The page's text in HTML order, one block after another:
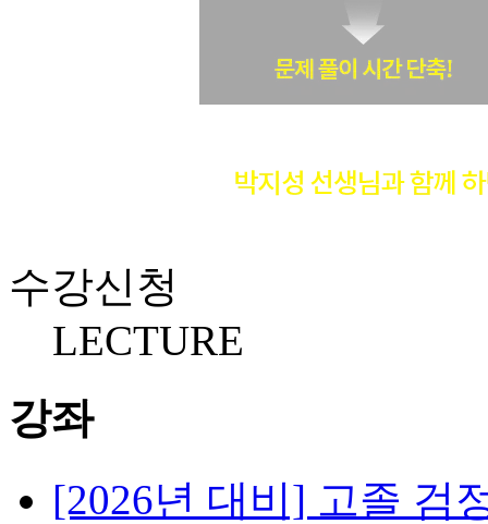
수강신청
LECTURE
강좌
[2026년 대비] 고졸 검